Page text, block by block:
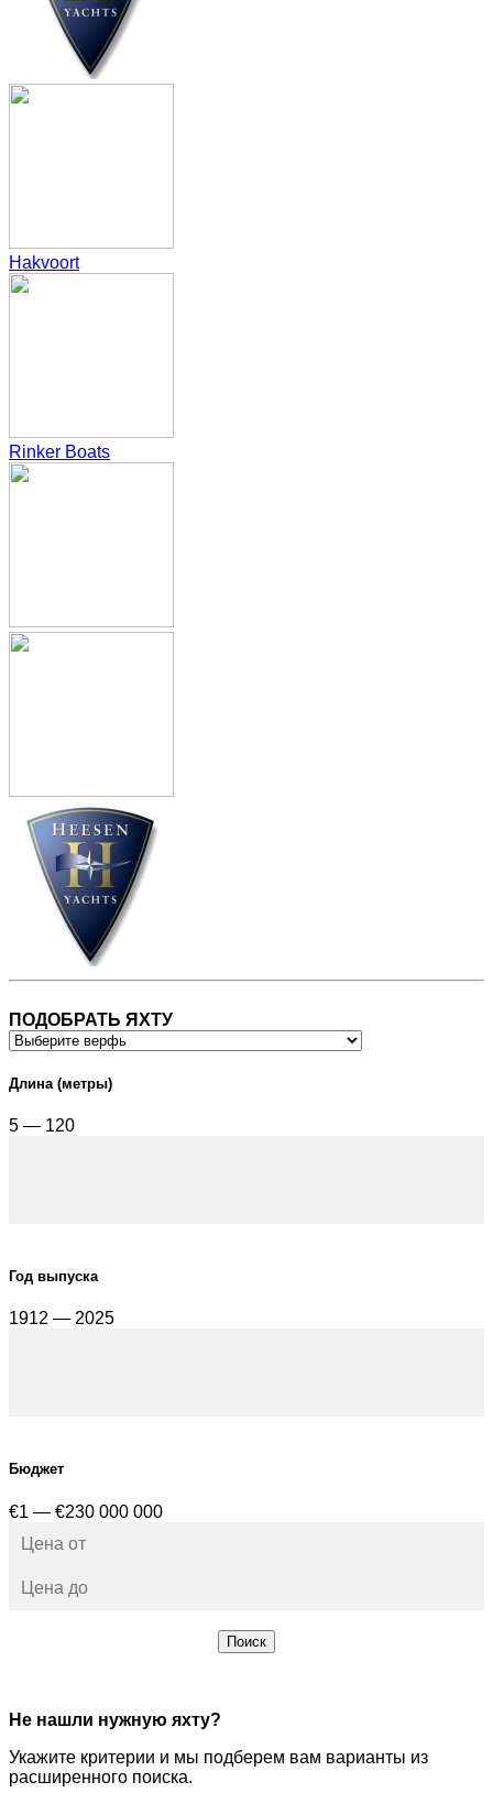
Hakvoort
Rinker Boats
ПОДОБРАТЬ ЯХТУ
Длина (метры)
5 — 120
Год выпуска
1912 — 2025
Бюджет
€1 — €230 000 000
Поиск
Не нашли нужную яхту?
Укажите критерии и мы подберем вам варианты из
расширенного поиска.